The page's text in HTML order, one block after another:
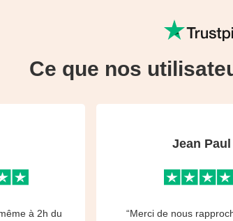
Ce que nos
à 2h du
Jean Paul
“Merci de nous